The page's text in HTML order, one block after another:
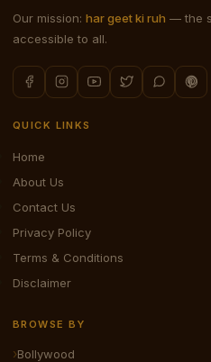
Our mission: har geet ki ruh — the
accessible to all.
QUICK LINKS
Home
About Us
Contact Us
Privacy Policy
Terms & Conditions
Disclaimer
BROWSE BY
Bollywood